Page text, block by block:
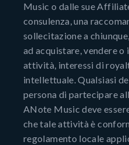
Music o dalle sue
consulenza, una
sollecitazione a
ad acquistare, vendere o
attività, interessi di
intellettuale. Qualsiasi
persona di partecipare
ANote Music deve
che tale attività è
regolamento locale